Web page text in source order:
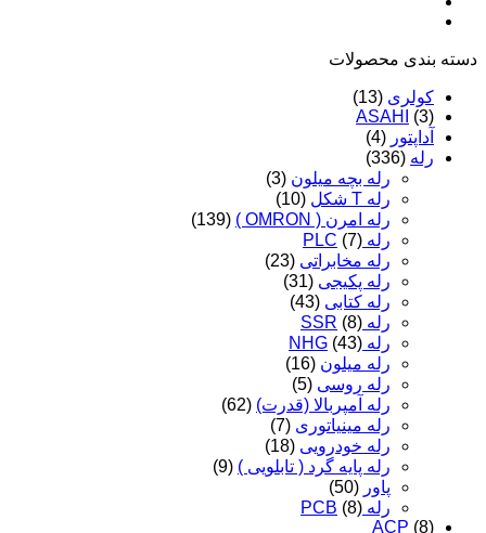
دسته‌ بندی محصولات
کولری (13)
ASAHI
(3)
آداپتور (4)
رله (336)
رله بچه میلون (3)
رله T شکل
(10)
رله امرن ( OMRON )
(139)
رله PLC (7)
رله مخابراتی (23)
رله پکیجی (31)
رله کتابی (43)
رله SSR (8)
رله NHG (43)
رله میلون (16)
رله روسی (5)
رله آمپربالا (قدرت) (62)
رله مینیاتوری (7)
رله خودرویی (18)
رله پایه گرد ( تابلویی ) (9)
پاور (50)
رله PCB (8)
ACP (8)